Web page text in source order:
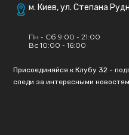
м. Киев, ул. Степана
Пн - Сб 9:00 - 21:00
Вс 10:00 - 16:00
Присоединяйся к Клубу 32 -
следи за интересными